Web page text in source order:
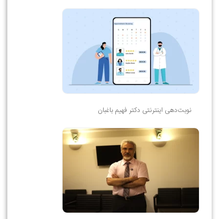
نوبت‌دهی اینترنتی دکتر فهیم باغبان